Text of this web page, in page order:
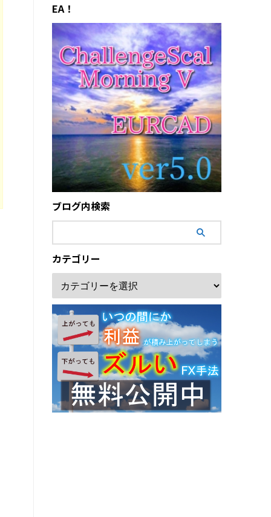
EA！
ブログ内検索
カテゴリー